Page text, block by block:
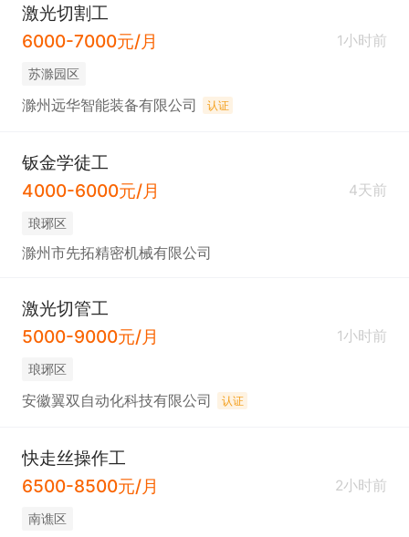
激光切割工
6000-7000元/月
1小时前
苏滁园区
滁州远华智能装备有限公司 认证
钣金学徒工
4000-6000元/月
4天前
琅琊区
滁州市先拓精密机械有限公司
激光切管工
5000-9000元/月
1小时前
琅琊区
安徽翼双自动化科技有限公司 认证
快走丝操作工
6500-8500元/月
2小时前
南谯区